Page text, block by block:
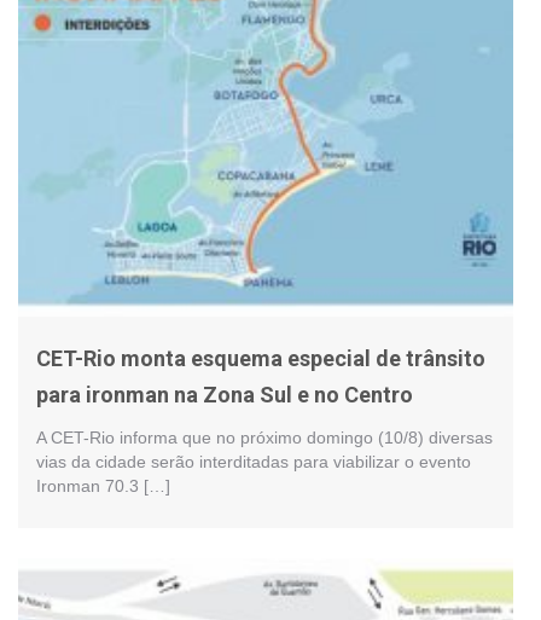
CET-Rio monta esquema especial de trânsito
para ironman na Zona Sul e no Centro
A CET-Rio informa que no próximo domingo (10/8) diversas
vias da cidade serão interditadas para viabilizar o evento
Ironman 70.3 […]